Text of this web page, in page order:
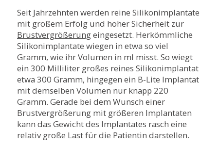
Seit Jahrzehnten werden reine Silikonimplantate
mit großem Erfolg und hoher Sicherheit zur
Brustvergrößerungeingesetzt. Herkömmliche
Silikonimplantate wiegen in etwa so viel
Gramm, wie ihr Volumen in ml misst. So wiegt
ein 300 Milliliter großes reines Silikonimplantat
etwa 300 Gramm, hingegen ein B-Lite Implantat
mit demselben Volumen nur knapp 220
Gramm. Gerade bei dem Wunsch einer
Brustvergrößerung mit größeren Implantaten
kann das Gewicht des Implantates rasch eine
relativ große Last für die Patientin darstellen.